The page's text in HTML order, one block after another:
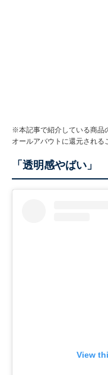
※本記事で紹介している商品
オールアバウトに還元される
「透明感やばい」
View